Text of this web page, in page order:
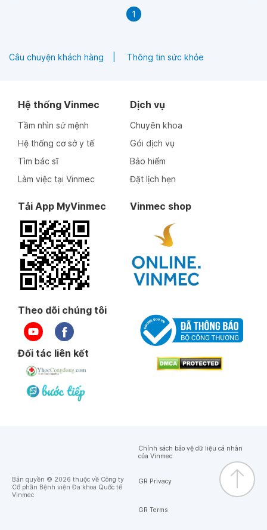
1
Câu chuyện khách hàng Thông tin sức khỏe
Hệ thống Vinmec
Tầm nhìn sứ mệnh
Hệ thống cơ sở y tế
Tìm bác sĩ
Làm việc tại Vinmec
Dịch vụ
Chuyên khoa
Gói dịch vụ
Bảo hiểm
Đặt lịch hẹn
Tải App MyVinmec Vinmec shop
Theo dõi chúng tôi
Đối tác liên kết
Bản quyền © 2026 thuộc về Công ty
Cổ phần Bệnh viện Đa khoa Quốc tế
Vinmec
Chính sách bảo vệ dữ liệu cá nhân
của Vinmec
GR Privacy
GR Terms